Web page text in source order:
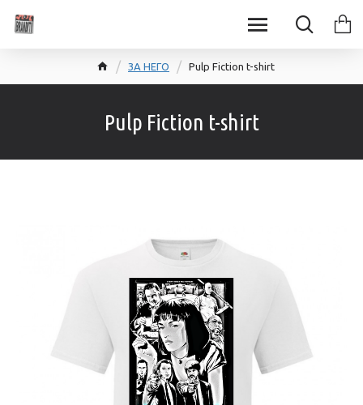
ЗА НЕГО Pulp Fiction t-shirt
Pulp Fiction t-shirt